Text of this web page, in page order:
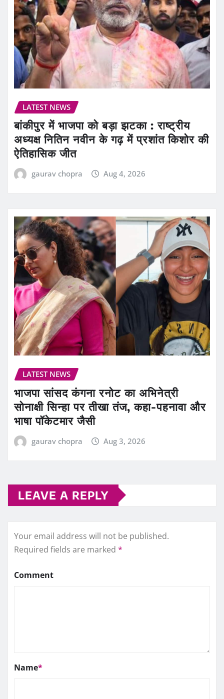
LATEST NEWS
बांकीपुर में भाजपा को बड़ा झटका : राष्ट्रीय
अध्यक्ष नितिन नवीन के गढ़ में प्रशांत किशोर की
ऐतिहासिक जीत
gaurav chopra Aug 4, 2026
LATEST NEWS
भाजपा सांसद कंगना रनोट का अभिनेत्री
सोनाक्षी सिन्हा पर तीखा तंज, कहा-पहनावा और
भाषा पॉकेटमार जैसी
gaurav chopra Aug 3, 2026
LEAVE A REPLY
Your email address will not be published.
Required fields are marked *
Comment
Name*